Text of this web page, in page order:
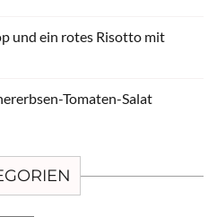
und ein rotes Risotto mit
Tomaten-Salat